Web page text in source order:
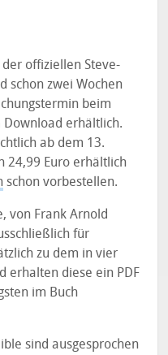
offiziellen Steve-
schon zwei Wochen
beim
Download erhältlich.
ab dem 13.
24,99 Euro erhältlich
schon vorbestellen.
von Frank Arnold
für
zu dem in vier
erhalten diese ein PDF
im Buch
sind ausgesprochen